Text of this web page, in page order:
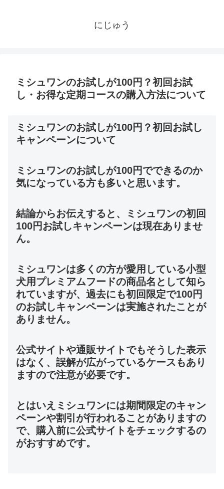
にじゅう
ミシュワンのお試しが100円？初回お試
し・お得な定期コースの購入方法について
ミシュワンのお試しが100円？初回お試し
キャンペーンについて
ミシュワンのお試しが100円でできるのか
気になっている方も多いと思います。
結論からお伝えすると、ミシュワンの初回
100円お試しキャンペーンは現在ありませ
ん。
ミシュワンは多くの方が愛用している小型
犬用プレミアムフードの商品名として知ら
れていますが、過去にも初回限定で100円
のお試しキャンペーンは実施されたことが
ありません。
公式サイトや通販サイトでもそうした表示
はなく、誤解が広がっているケースもあり
ますので注意が必要です。
とはいえミシュワンには期間限定のキャン
ペーンや割引が行われることがありますの
で、購入前に公式サイトをチェックするの
がおすすめです。